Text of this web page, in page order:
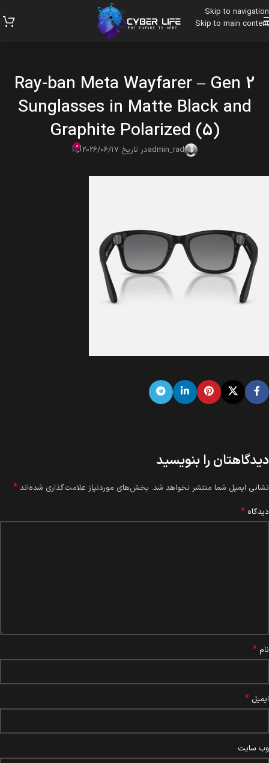
Skip to navigation
Skip to main content
Ray-ban Meta Wayfarer – Gen 2
Sunglasses in Matte Black and
Graphite Polarized (5)
admin_radدر تاریخ 2026/06/17 0
دیدگاهتان را بنویسید
نشانی ایمیل شما منتشر نخواهد شد. بخش‌های موردنیاز علامت‌گذاری شده‌اند *
دیدگاه *
نام *
ایمیل *
وب‌ سایت